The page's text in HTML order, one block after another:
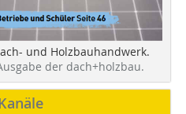
und Holzbauhandwerk.
der dach+holzbau.